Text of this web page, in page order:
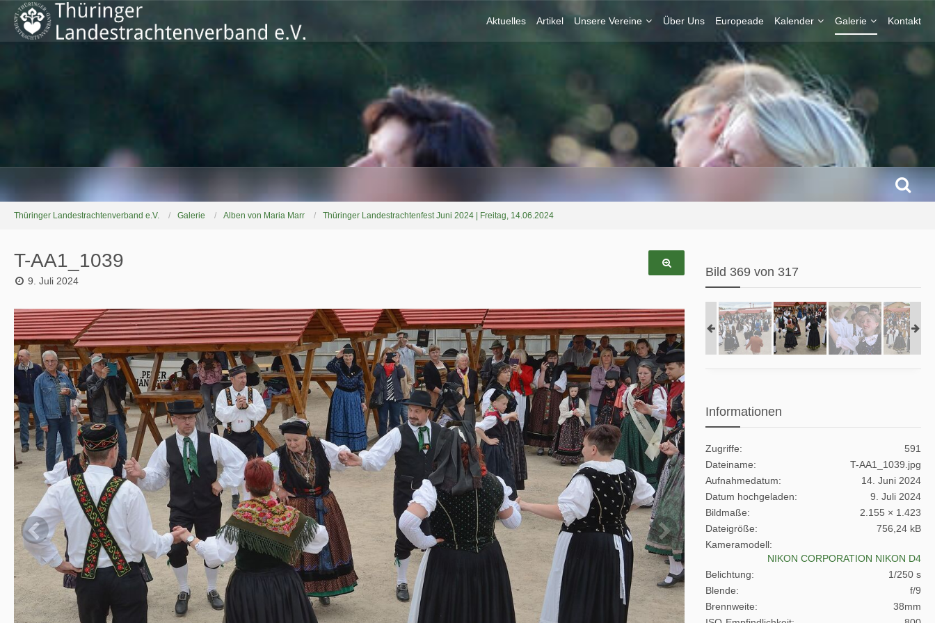
Aktuelles Artikel Unsere Vereine Über Uns Europeade Kalender Galerie Kontakt
Thüringer Landestrachtenverband e.V. Galerie Alben von Maria Marr Thüringer Landestrachtenfest Juni 2024 | Freitag, 14.06.2024
T-AA1_1039
9. Juli 2024
Bild 369 von 317
Informationen
Zugriffe
591
Dateiname
T-AA1_1039.jpg
Aufnahmedatum
14. Juni 2024
Datum hochgeladen
9. Juli 2024
Bildmaße
2.155 × 1.423
Dateigröße
756,24 kB
Kameramodell
NIKON CORPORATION NIKON D4
Belichtung
1/250 s
Blende
f/9
Brennweite
38mm